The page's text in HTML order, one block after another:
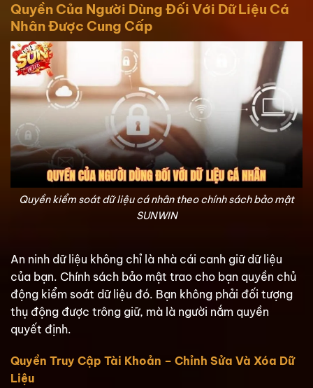
Quyền Của Người Dùng Đối Với Dữ Liệu Cá
Nhân Được Cung Cấp
Quyền kiểm soát dữ liệu cá nhân theo chính sách bảo mật
SUNWIN
An ninh dữ liệu không chỉ là nhà cái canh giữ dữ liệu
của bạn. Chính sách bảo mật trao cho bạn quyền chủ
động kiểm soát dữ liệu đó. Bạn không phải đối tượng
thụ động được trông giữ, mà là người nắm quyền
quyết định.
Quyền Truy Cập Tài Khoản – Chỉnh Sửa Và Xóa Dữ
Liệu